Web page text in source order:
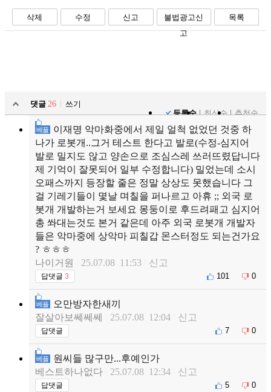
삭제 수정 신고
불법광고신
고
목록
댓글 26
쓰기
등록순
최신순 추천순
베플
이재명 악마화중에서 제일 얼척 없었던 것중 하
나가 로봇개..그거 테스트 한다고 발로(수정-심지어
발로 밀지도 않고 양손으로 조심스레 쓰러뜨렸답니다
제 기억이 잘못되어 일부 수정합니다) 밀었는데 소시
오패스까지 등장할 줄은 정말 상상도 못했습니다 그
걸 기레기들이 몇날 며칠을 퍼나르고 아휴 ;; 외국 로
봇개 개발하는거 보세요 몽둥이로 후드려패고 심지어
총 쏴대는것도 본거 같은데 아주 외국 로봇개 개발자
들은 악마중에 상악마 피칠갑 몬스터정도 되는건가요
? ㅎㅎㅎ
나이거원
25.07.08 11:53 신고
답댓글 3 101 0
베플
오만방자한새끼
잘살아보쎄쎄쎄
25.07.08 12:04 신고
답댓글 7 0
베플
원씨들 많구만...후예인가
베스트하나없다
25.07.08 12:34 신고
답댓글 5 0